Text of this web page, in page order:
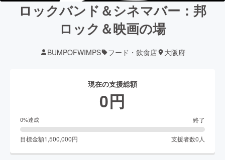
ロックバンド＆シネマバー：邦
ロック＆映画の場
BUMPOFWIMPS フード・飲食店 大阪府
現在の支援総額
0円
0%達成 終了
目標金額1,500,000円 支援者数0 人